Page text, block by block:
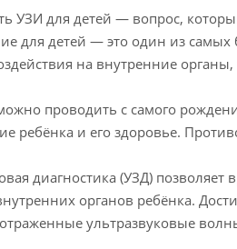
УЗИ для детей — вопрос,
для детей — это один из
на внутренние
проводить с самого
ребёнка и его здоровье.
диагностика (УЗД)
органов ребёнка.
ультразвуковые